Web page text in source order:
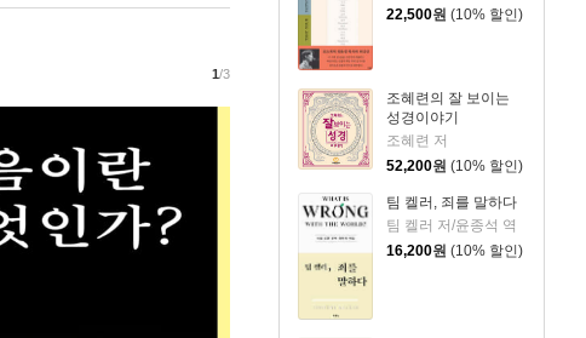
22,500원 (10% 할인)
조혜련의 잘 보이는
성경이야기
조혜련 저
52,200원 (10% 할인)
팀 켈러, 죄를 말하다
팀 켈러 저/윤종석 역
16,200원 (10% 할인)
1/3